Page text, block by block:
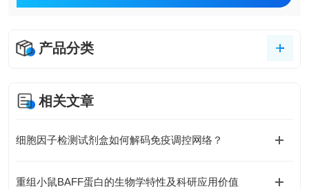
产品分类
相关文章
细胞因子检测试剂盒如何解码免疫调控网络？
重组小鼠BAFF蛋白的生物学特性及科研应用价值